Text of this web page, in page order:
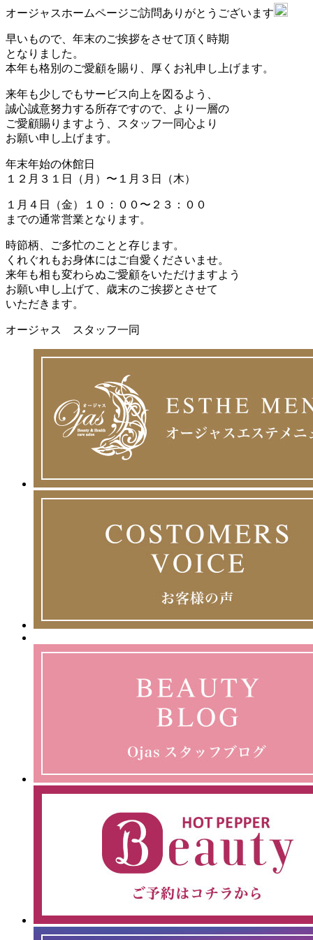
オージャスホームページご訪問ありがとうございます
早いもので、年末のご挨拶をさせて頂く時期
となりました。
本年も格別のご愛顧を賜り、厚くお礼申し上げます。
来年も少しでもサービス向上を図るよう、
誠心誠意努力する所存ですので、より一層の
ご愛顧賜りますよう、スタッフ一同心より
お願い申し上げます。
年末年始の休館日
１２月３１日（月）〜１月３日（木）
１月４日（金）１０：００〜２３：００
までの通常営業となります。
時節柄、ご多忙のことと存じます。
くれぐれもお身体にはご自愛くださいませ。
来年も相も変わらぬご愛顧をいただけますよう
お願い申し上げて、歳末のご挨拶とさせて
いただきます。
オージャス スタッフ一同